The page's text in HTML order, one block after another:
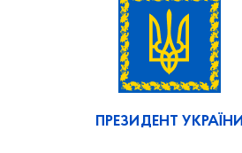
ПРЕЗИДЕНТ УКРАЇНИ